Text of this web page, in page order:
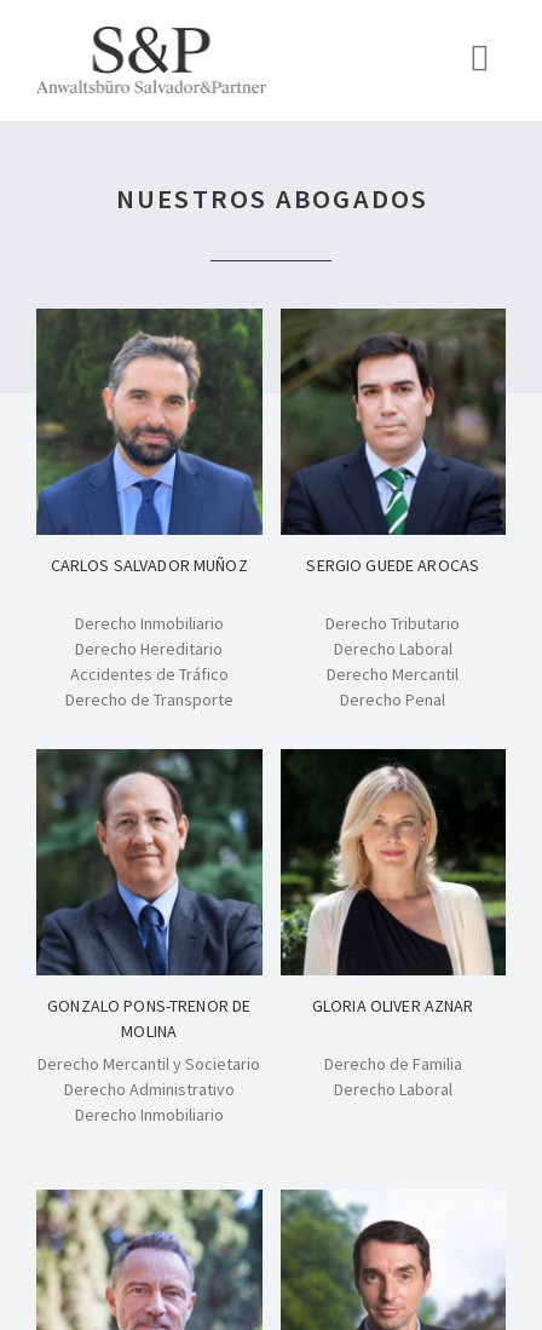
Opiniones de clientesNUESTROS ABOGADOS
CARLOS SALVADOR MUÑOZ
Derecho Inmobiliario
Derecho Hereditario
Accidentes de Tráfico
Derecho de Transporte
SERGIO GUEDE AROCAS
Derecho Tributario
Derecho Laboral
Derecho Mercantil
Derecho Penal
GONZALO PONS-TRENOR DE
MOLINA
Derecho Mercantil y Societario
Derecho Administrativo
Derecho Inmobiliario
GLORIA OLIVER AZNAR
Derecho de Familia
Derecho Laboral